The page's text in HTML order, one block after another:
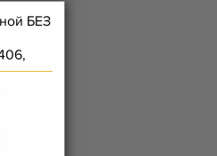
БЕЗ